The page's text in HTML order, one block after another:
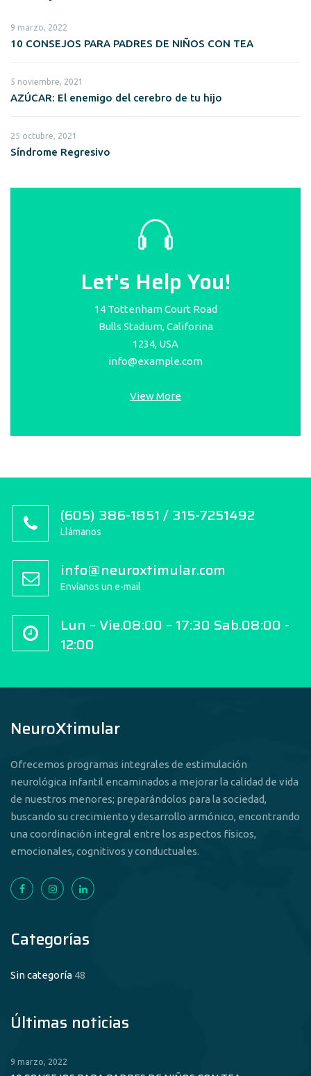
9 marzo, 2022
10 CONSEJOS PARA PADRES DE NIÑOS CON TEA
5 noviembre, 2021
AZÚCAR: El enemigo del cerebro de tu hijo
25 octubre, 2021
Síndrome Regresivo
Let's Help You!
14 Tottenham Court Road
Bulls Stadium, Califorina
1234, USA
info@example.com
View More
(605) 386-1851 / 315-7251492
Llámanos
info@neuroxtimular.com
Envíanos un e-mail
Lun – Vie.08:00 – 17:30 Sab.08:00 -
12:00
NeuroXtimular
Ofrecemos programas integrales de estimulación
neurológica infantil encaminados a mejorar la calidad de vida
de nuestros menores; preparándolos para la sociedad,
buscando su crecimiento y desarrollo armónico, encontrando
una coordinación integral entre los aspectos físicos,
emocionales, cognitivos y conductuales.
Categorías
Sin categoría 48
Últimas noticias
9 marzo, 2022